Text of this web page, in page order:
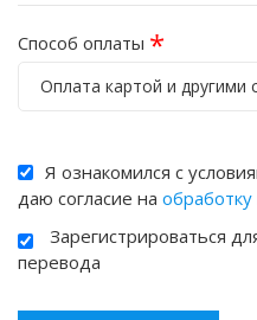
Способ оплаты *
Оплата картой и другими
Я ознакомился с
даю согласие на
Зарегистрироваться
перевода